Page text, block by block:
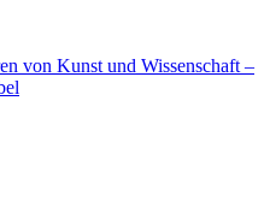
von Kunst und Wissenschaft –